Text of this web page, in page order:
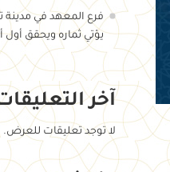
فرع المعهد في
يؤتي ثماره ويحقق أول
آخر
لا توجد تعليقات للعرض.